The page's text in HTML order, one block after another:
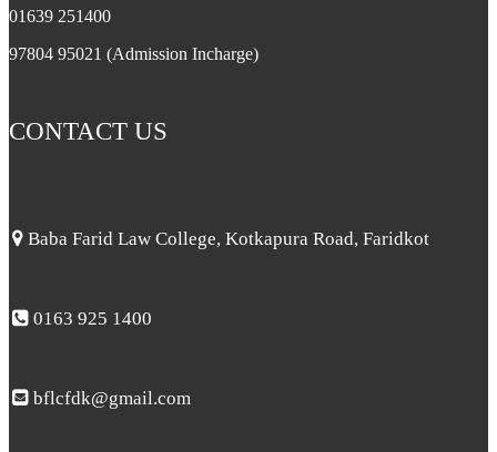
01639 251400
97804 95021 (Admission Incharge)
CONTACT US
Baba Farid Law College, Kotkapura Road, Faridkot
0163 925 1400
bflcfdk@gmail.com